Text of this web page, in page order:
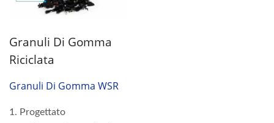
Granuli Di Gomma
Riciclata
Granuli Di Gomma WSR
1. Progettato